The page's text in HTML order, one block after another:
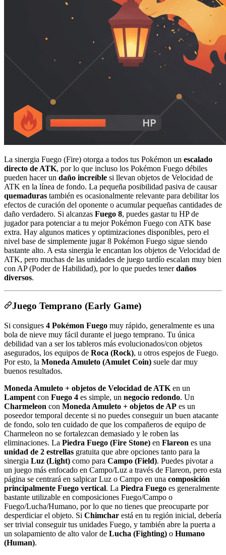
La sinergia Fuego (Fire) otorga a todos tus Pokémon un escalado
directo de ATK, por lo que incluso los Pokémon Fuego débiles
pueden hacer un daño increíble si llevan objetos de Velocidad de
ATK en la línea de fondo. La pequeña posibilidad pasiva de causar
quemaduras también es ocasionalmente relevante para debilitar los
efectos de curación del oponente o acumular pequeñas cantidades de
daño verdadero. Si alcanzas Fuego 8, puedes gastar tu HP de
jugador para potenciar a tu mejor Pokémon Fuego con ATK base
extra. Hay algunos matices y optimizaciones disponibles, pero el
nivel base de simplemente jugar 8 Pokémon Fuego sigue siendo
bastante alto. A esta sinergia le encantan los objetos de Velocidad de
ATK, pero muchas de las unidades de juego tardío escalan muy bien
con AP (Poder de Habilidad), por lo que puedes tenerdaños
diversos.
Juego Temprano (Early Game)
Si consigues 4 Pokémon Fuego muy rápido, generalmente es una
bola de nieve muy fácil durante el juego temprano. Tu única
debilidad van a ser los tableros más evolucionados/con objetos
asegurados, los equipos de Roca (Rock), u otros espejos de Fuego.
Por esto, la Moneda Amuleto (Amulet Coin) suele dar muy
buenos resultados.
Moneda Amuleto + objetos de Velocidad de ATK en un
Lampent con Fuego 4 es simple, un negocio redondo. Un
Charmeleon con Moneda Amuleto + objetos de AP es un
poseedor temporal decente si no puedes conseguir un buen atacante
de fondo, solo ten cuidado de que los compañeros de equipo de
Charmeleon no se fortalezcan demasiado y le roben las
eliminaciones. La Piedra Fuego (Fire Stone) en Flareon es una
unidad de 2 estrellas gratuita que abre opciones tanto para la
sinergia Luz (Light) como para Campo (Field). Puedes pivotar a
un juego más enfocado en Campo/Luz a través de Flareon, pero esta
página se centrará en salpicar Luz o Campo en una composición
principalmente Fuego vertical. La Piedra Fuego es generalmente
bastante utilizable en composiciones Fuego/Campo o
Fuego/Lucha/Humano, por lo que no tienes que preocuparte por
desperdiciar el objeto. Si Chimchar está en tu región inicial, debería
ser trivial conseguir tus unidades Fuego, y también abre la puerta a
un solapamiento de alto valor de Lucha (Fighting) o Humano
(Human).